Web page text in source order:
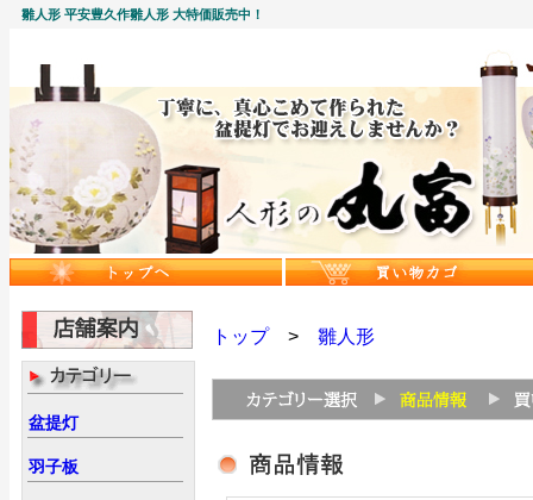
雛人形 平安豊久作雛人形 大特価販売中！
盆提灯
羽子板
トップ> 雛人形